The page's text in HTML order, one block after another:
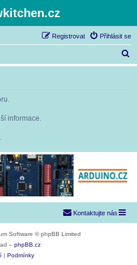
Přihlásit se
Registrovat
l
informace.
Kontaktujte nás
Software © phpBB Limited
– phpBB.cz
Podmínky